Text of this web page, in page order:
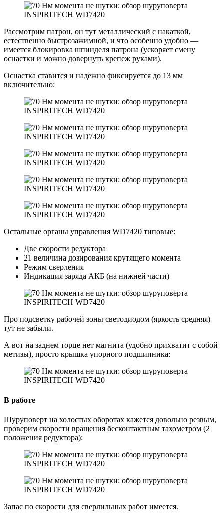
Рассмотрим патрон, он тут металлический с накаткой,
естественно быстрозажимной, и что особенно удобно —
имеется блокировка шпинделя патрона (ускоряет смену
оснастки и можно довернуть крепеж руками).
Оснастка ставится и надежно фиксируется до 13 мм
включительно:
Остальные органы управления WD7420 типовые:
Две скорости редуктора
21 величина дозирования крутящего момента
Режим сверления
Индикация заряда АКБ (на нижней части)
Про подсветку рабочей зоны светодиодом (яркость средняя)
тут не забыли.
А вот на заднем торце нет магнита (удобно прихватит с собой
метизы), просто крышка упорного подшипника:
В работе
Шуруповерт на холостых оборотах кажется довольно резвым,
проверим скорости вращения бесконтактным тахометром (2
положения редуктора):
Запас по скорости для сверлильных работ имеется.